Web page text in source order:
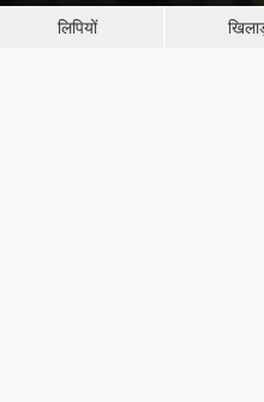
लिपियों